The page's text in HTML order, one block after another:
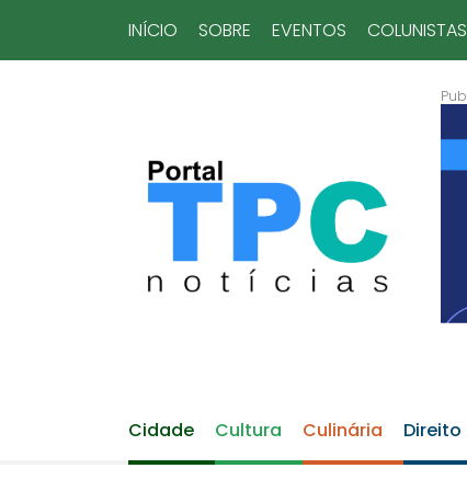
INÍCIO SOBRE EVENTOS COLUNISTAS
Cidade Cultura Culinária Direito